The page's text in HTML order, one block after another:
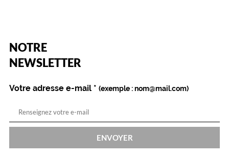
NOTRE
NEWSLETTER
Name
Votre adresse e-mail *
(Ce
champ
est
obligatoire)
(exemple : nom@mail.com)
ENVOYER